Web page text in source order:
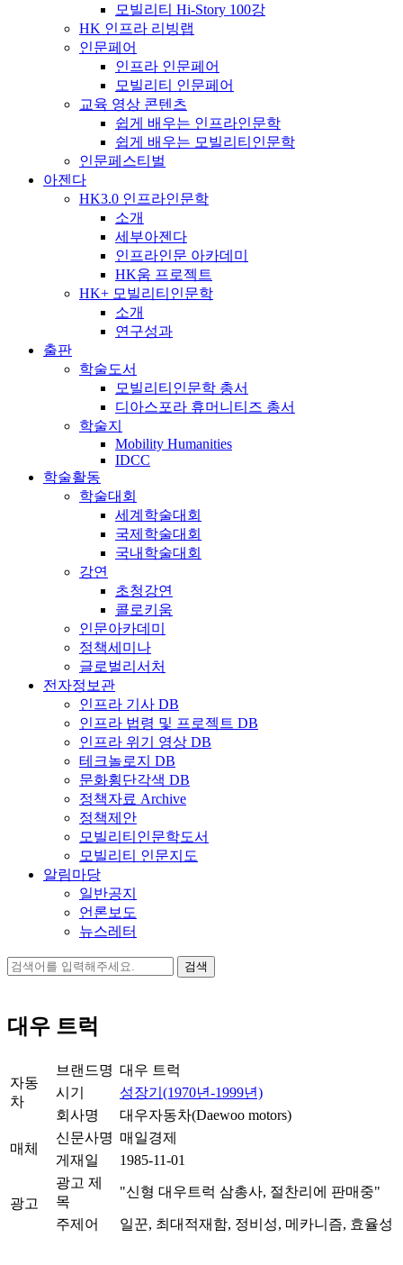
모빌리티 Hi-Story 100강
HK 인프라 리빙랩
인문페어
인프라 인문페어
모빌리티 인문페어
교육 영상 콘텐츠
쉽게 배우는 인프라인문학
쉽게 배우는 모빌리티인문학
인문페스티벌
아젠다
HK3.0 인프라인문학
소개
세부아젠다
인프라인문 아카데미
HK움 프로젝트
HK+ 모빌리티인문학
소개
연구성과
출판
학술도서
모빌리티인문학 총서
디아스포라 휴머니티즈 총서
학술지
Mobility Humanities
IDCC
학술활동
학술대회
세계학술대회
국제학술대회
국내학술대회
강연
초청강연
콜로키움
인문아카데미
정책세미나
글로벌리서처
전자정보관
인프라 기사 DB
인프라 법령 및 프로젝트 DB
인프라 위기 영상 DB
테크놀로지 DB
문화횡단각색 DB
정책자료 Archive
정책제안
모빌리티인문학도서
모빌리티 인문지도
알림마당
일반공지
언론보도
뉴스레터
검
대우 트럭
자동
차
브랜드명 대우 트럭
시기
성장기(1970년-1999년)
회사명
대우자동차(Daewoo motors)
매체
신문사명 매일경제
게재일
1985-11-01
광고
광고 제
목
"신형 대우트럭 삼총사, 절찬리에 판매중"
주제어 일꾼, 최대적재함, 정비성, 메카니즘, 효율성